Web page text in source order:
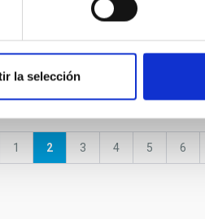
la selección
Change reunión de
en Amsterdam
2023
Página
1
Página
2 Página
3 Página
4 Página
5 6